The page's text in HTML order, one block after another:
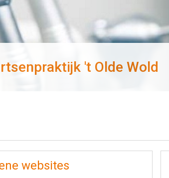
't Olde Wold
websites